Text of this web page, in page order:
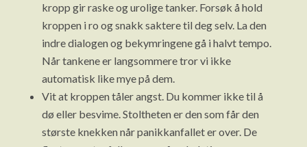
kropp gir raske og urolige tanker. Forsøk å hold
kroppen i ro og snakk saktere til deg selv. La den
indre dialogen og bekymringene gå i halvt tempo.
Når tankene er langsommere tror vi ikke
automatisk like mye på dem.
Vit at kroppen tåler angst. Du kommer ikke til å
dø eller besvime. Stoltheten er den som får den
største knekken når panikkanfallet er over. De